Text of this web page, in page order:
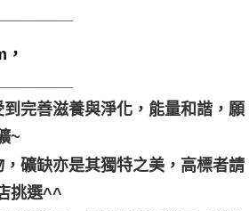
到完善滋養與淨化，能量和諧，願
~
，礦缺亦是其獨特之美，高標者請
挑選^^